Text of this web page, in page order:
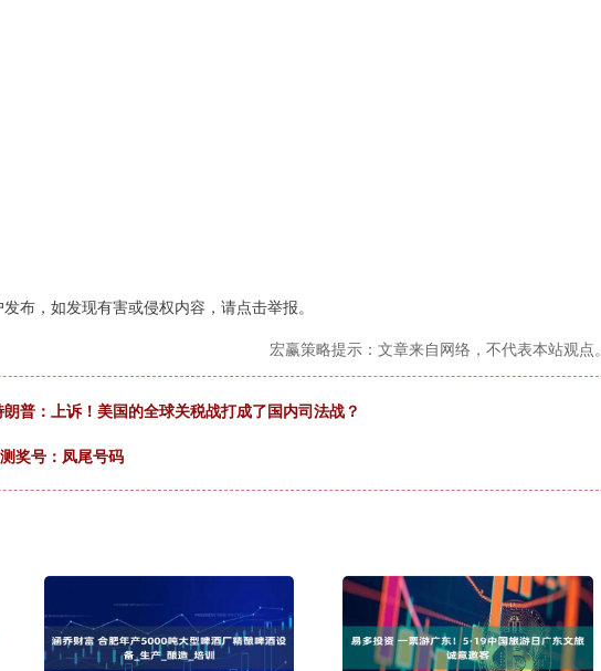
布，如发现有害或侵权内容，请点击举报。
宏赢策略提示：文章来自网络，不代表本站观点。
普：上诉！美国的全球关税战打成了国内司法战？
奖号：凤尾号码